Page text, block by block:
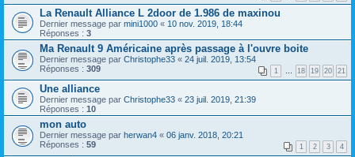
La Renault Alliance L 2door de 1.986 de maxinou
Dernier message par mini1000 « 10 nov. 2019, 18:44
Réponses : 3
Ma Renault 9 Américaine après passage à l'ouvre boite
Dernier message par Christophe33 « 24 juil. 2019, 13:54
Réponses : 309 1 18 19 20 21
Une alliance
Dernier message par Christophe33 « 23 juil. 2019, 21:39
Réponses : 10
mon auto
Dernier message par herwan4 « 06 janv. 2018, 20:21
Réponses : 59 1 2 3 4